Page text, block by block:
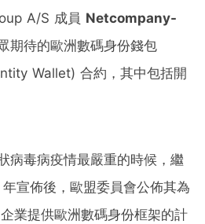
A/S 成員 Netcompany-
期待的歐洲數碼身份錢包
Wallet) 合約，其中包括開
病毒病疫情最嚴重的時候，繼
宣佈後，歐盟委員會公佈其為
業提供歐洲數碼身份框架的計